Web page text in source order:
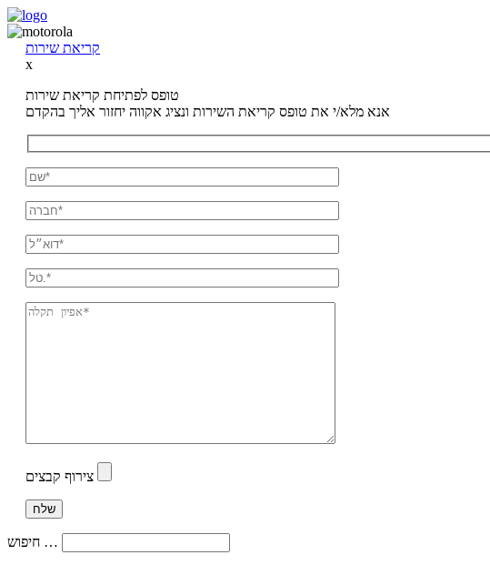
קריאת שירות
x
טופס לפתיחת קריאת שירות
אנא מלא/י את טופס קריאת השירות ונציג אקווה יחזור אליך בהקדם
חיפוש …